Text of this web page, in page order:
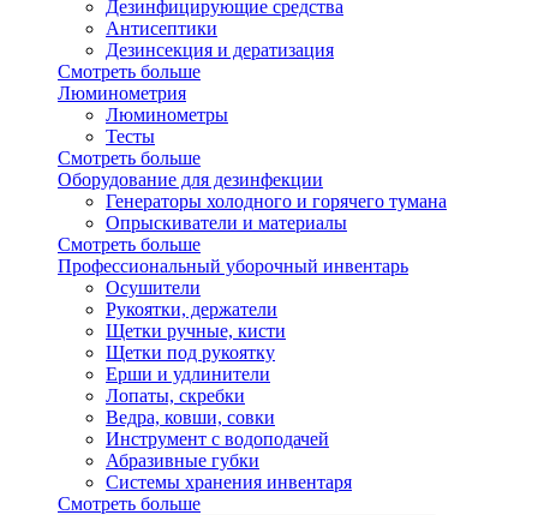
Дезинфицирующие средства
Антисептики
Дезинсекция и дератизация
Смотреть больше
Люминометрия
Люминометры
Тесты
Смотреть больше
Оборудование для дезинфекции
Генераторы холодного и горячего тумана
Опрыскиватели и материалы
Смотреть больше
Профессиональный уборочный инвентарь
Осушители
Рукоятки, держатели
Щетки ручные, кисти
Щетки под рукоятку
Ерши и удлинители
Лопаты, скребки
Ведра, ковши, совки
Инструмент с водоподачей
Абразивные губки
Системы хранения инвентаря
Смотреть больше